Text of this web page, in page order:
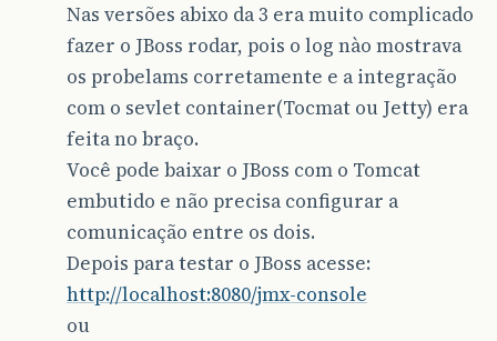
Nas versões abixo da 3 era muito complicado
fazer o JBoss rodar, pois o log nào mostrava
os probelams corretamente e a integração
com o sevlet container(Tocmat ou Jetty) era
feita no braço.
Você pode baixar o JBoss com o Tomcat
embutido e não precisa configurar a
comunicação entre os dois.
Depois para testar o JBoss acesse:
http://localhost:8080/jmx-console
ou